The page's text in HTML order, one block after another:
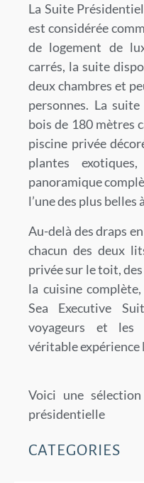
La Suite
est considérée
de logement de
carrés, la suite
deux chambres et
personnes. La
bois de 180 mètres
piscine privée
plantes
panoramique
l’une des plus belles
Au-delà des draps
chacun des deux
privée sur le toit,
la cuisine
Sea Executive
voyageurs et les
véritable expérience
Voici une
présidentielle
CATEGORIES